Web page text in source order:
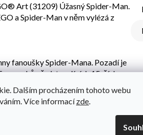
Dalším procházením tohoto webu
Více informacízde.
Art (31209) Úžasný Spider-Man.
a Spider-Man v něm vylézá z
fanoušky Spider-Mana. Pozadí je
pavouků představujících 15. číslo
V dolním rohu je jeho fráze „S
si soundtrack s obsahem